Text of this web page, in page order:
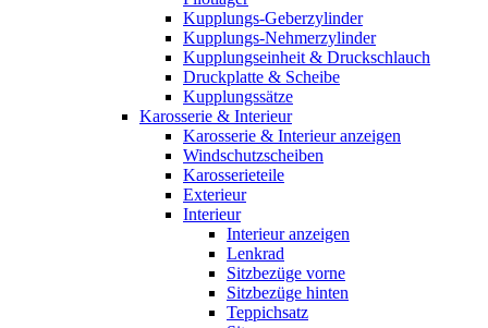
Kupplungs-Geberzylinder
Kupplungs-Nehmerzylinder
Kupplungseinheit & Druckschlauch
Druckplatte & Scheibe
Kupplungssätze
Karosserie & Interieur
Karosserie & Interieur anzeigen
Windschutzscheiben
Karosserieteile
Exterieur
Interieur
Interieur anzeigen
Lenkrad
Sitzbezüge vorne
Sitzbezüge hinten
Teppichsatz